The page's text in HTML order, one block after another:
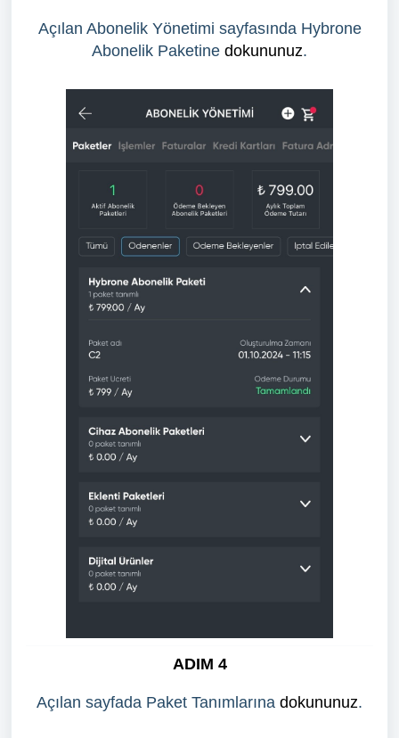
Açılan Abonelik Yönetimi sayfasında Hybrone
Abonelik Paketine dokununuz.
ADIM 4
Açılan sayfada Paket Tanımlarına dokununuz.